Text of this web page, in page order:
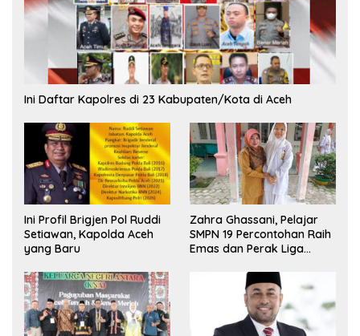
Ini Daftar Kapolres di 23 Kabupaten/Kota di Aceh
Ini Profil Brigjen Pol Ruddi
Setiawan, Kapolda Aceh
yang Baru
Zahra Ghassani, Pelajar
SMPN 19 Percontohan Raih
Emas dan Perak Liga